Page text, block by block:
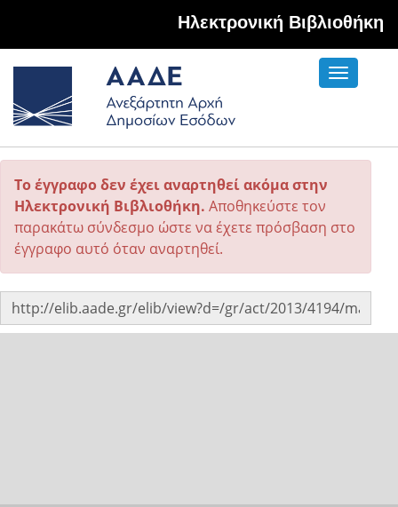
Hλεκτρονική Βιβλιοθήκη
Toggle
Το έγγραφο δεν έχει αναρτηθεί ακόμα στην
Ηλεκτρονική Βιβλιοθήκη. Αποθηκεύστε τον
παρακάτω σύνδεσμο ώστε να έχετε πρόσβαση στο
έγγραφο αυτό όταν αναρτηθεί.